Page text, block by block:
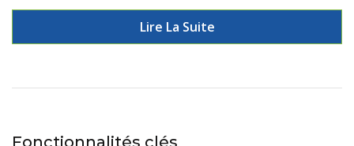
Lire La Suite
Fonctionnalités clés